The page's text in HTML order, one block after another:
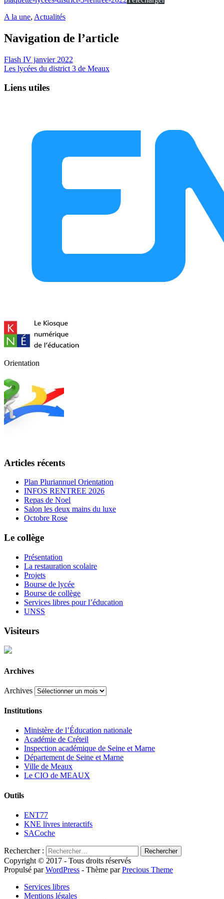
A la une, Actualités
Navigation de l’article
Flash IV janvier 2022
Les lycées du district 3 de Meaux
Liens utiles
Orientation
Articles récents
Plan Pluriannuel Orientation
INFOS RENTREE 2026
Repas de Noel
Salon les deux mains du luxe
Octobre Rose
Le collège
Présentation
La restauration scolaire
Projets
Bourse de lycée
Bourse de collège
Services libres pour l’éducation
UNSS
Visiteurs
Archives
Archives
Institutions
Ministère de l’Éducation nationale
Académie de Créteil
Inspection académique de Seine et Marne
Département de Seine et Marne
Ville de Meaux
Le CIO de MEAUX
Outils
ENT77
KNE livres interactifs
SACoche
Rechercher :
Copyright © 2017 - Tous droits réservés
Propulsé parWordPress - Thème parPrecious Theme
Services libres
Mentions légales